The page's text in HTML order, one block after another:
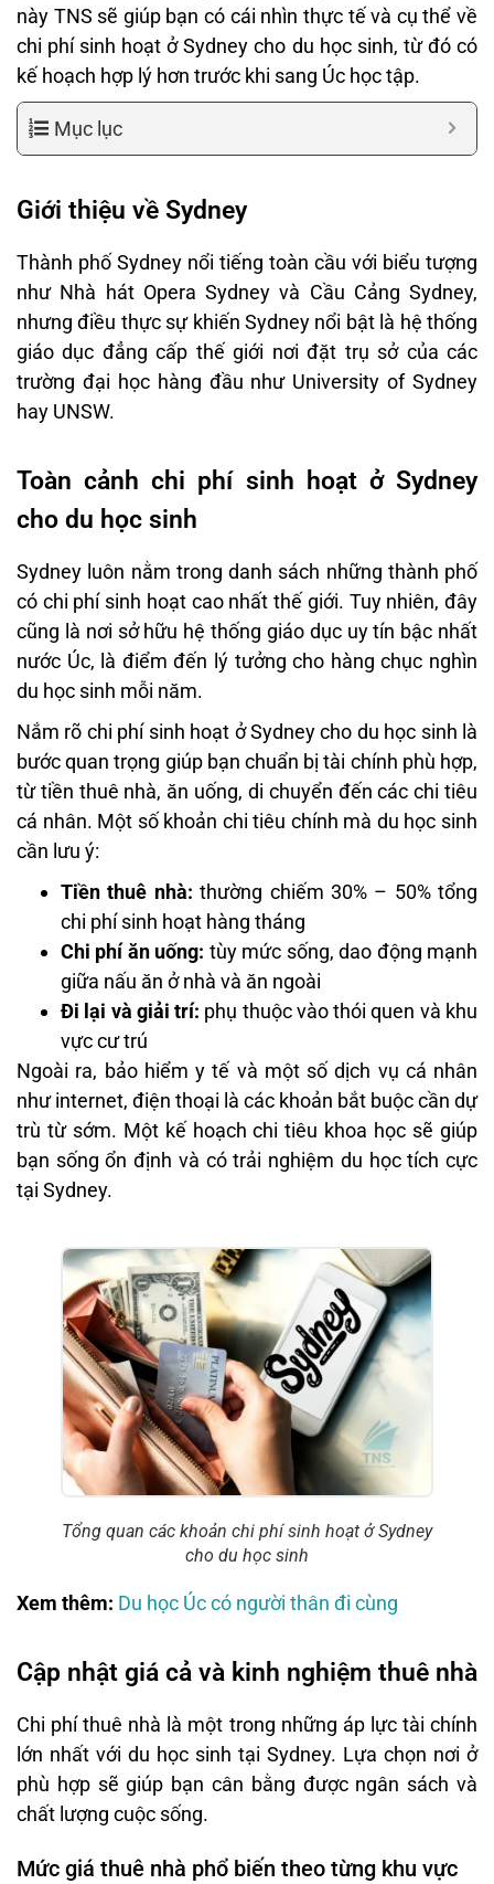
này TNS sẽ giúp bạn có cái nhìn thực tế và cụ thể về
chi phí sinh hoạt ở Sydney cho du học sinh, từ đó có
kế hoạch hợp lý hơn trước khi sang Úc học tập.
Mục lục
Giới thiệu về Sydney
Thành phố Sydney nổi tiếng toàn cầu với biểu tượng
như Nhà hát Opera Sydney và Cầu Cảng Sydney,
nhưng điều thực sự khiến Sydney nổi bật là hệ thống
giáo dục đẳng cấp thế giới nơi đặt trụ sở của các
trường đại học hàng đầu như University of Sydney
hay UNSW.
Toàn cảnh chi phí sinh hoạt ở Sydney
cho du học sinh
Sydney luôn nằm trong danh sách những thành phố
có chi phí sinh hoạt cao nhất thế giới. Tuy nhiên, đây
cũng là nơi sở hữu hệ thống giáo dục uy tín bậc nhất
nước Úc, là điểm đến lý tưởng cho hàng chục nghìn
du học sinh mỗi năm.
Nắm rõ chi phí sinh hoạt ở Sydney cho du học sinh là
bước quan trọng giúp bạn chuẩn bị tài chính phù hợp,
từ tiền thuê nhà, ăn uống, di chuyển đến các chi tiêu
cá nhân. Một số khoản chi tiêu chính mà du học sinh
cần lưu ý:
Tiền thuê nhà: thường chiếm 30% – 50% tổng
chi phí sinh hoạt hàng tháng
Chi phí ăn uống: tùy mức sống, dao động mạnh
giữa nấu ăn ở nhà và ăn ngoài
Đi lại và giải trí: phụ thuộc vào thói quen và khu
vực cư trú
Ngoài ra, bảo hiểm y tế và một số dịch vụ cá nhân
như internet, điện thoại là các khoản bắt buộc cần dự
trù từ sớm. Một kế hoạch chi tiêu khoa học sẽ giúp
bạn sống ổn định và có trải nghiệm du học tích cực
tại Sydney.
Tổng quan các khoản chi phí sinh hoạt ở Sydney
cho du học sinh
Xem thêm: Du học Úc có người thân đi cùng
Cập nhật giá cả và kinh nghiệm thuê nhà
Chi phí thuê nhà là một trong những áp lực tài chính
lớn nhất với du học sinh tại Sydney. Lựa chọn nơi ở
phù hợp sẽ giúp bạn cân bằng được ngân sách và
chất lượng cuộc sống.
Mức giá thuê nhà phổ biến theo từng khu vực